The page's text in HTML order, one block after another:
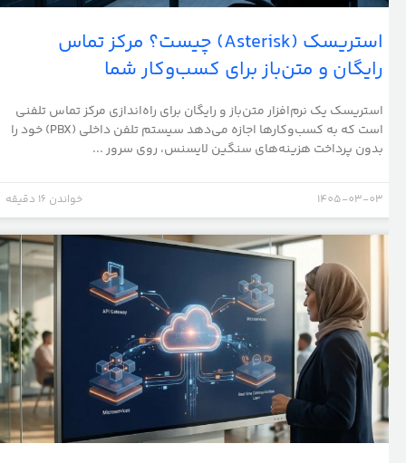
استریسک (Asterisk) چیست؟ مرکز تماس
رایگان و متن‌باز برای کسب‌وکار شما
استریسک یک نرم‌افزار متن‌باز و رایگان برای راه‌اندازی مرکز تماس تلفنی
است که به کسب‌وکارها اجازه می‌دهد سیستم تلفن داخلی (PBX) خود را
بدون پرداخت هزینه‌های سنگین لایسنس، روی سرور ...
1405-03-03 خواندن 16 دقیقه